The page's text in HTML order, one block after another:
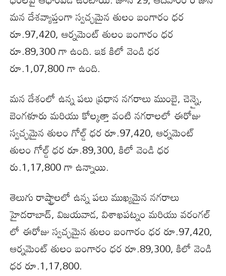
మన దేశవ్యాప్తంగా స్వచ్ఛమైన తులం బంగారం ధర
రూ.97,420, ఆర్నమెంట్ తులం బంగారం ధర
రూ.89,300 గా ఉంది. ఇక కిలో వెండి ధర
రూ.1,07,800 గా ఉంది.
మన దేశంలో ఉన్న పలు ప్రధాన నగరాలు ముంబై, చెన్నై,
బెంగళూరు మరియు కోల్కత్తా వంటి నగరాలలో ఈరోజు
స్వచ్ఛమైన తులం గోల్డ్ ధర రూ.97,420, ఆర్నమెంట్
తులం గోల్డ్ ధర రూ.89,300, కిలో వెండి ధర
రు.1,17,800 గా ఉన్నాయి.
తెలుగు రాష్ట్రాలలో ఉన్న పలు ముఖ్యమైన నగరాలు
హైదరాబాద్, విజయవాడ, విశాఖపట్నం మరియు వరంగల్
లో ఈరోజు స్వచ్ఛమైన తులం బంగారం ధర రూ.97,420,
ఆర్నమెంట్ తులం బంగారం ధర రూ.89,300, కిలో వెండి
ధర రూ.1,17,800.